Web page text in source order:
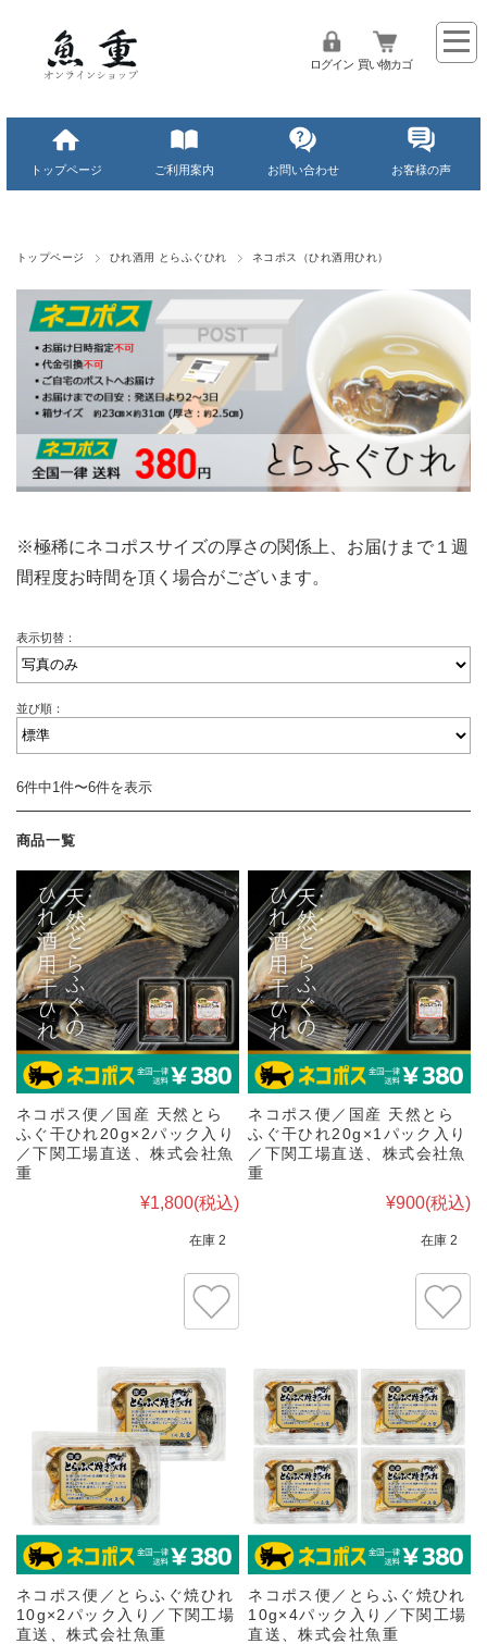
ログイン 買い物カゴ
トップページ ご利用案内 お問い合わせ お客様の声
トップページ ひれ酒用 とらふぐひれ ネコポス（ひれ酒用ひれ）
※極稀にネコポスサイズの厚さの関係上、お届けまで１週
間程度お時間を頂く場合がございます。
表示切替：
並び順：
6件中1件〜6件を表示
商品一覧
ネコポス便／国産 天然とら
ふぐ干ひれ20g×2パック入り
／下関工場直送、株式会社魚
重
¥1,800(税込)
在庫 2
ネコポス便／国産 天然とら
ふぐ干ひれ20g×1パック入り
／下関工場直送、株式会社魚
重
¥900(税込)
在庫 2
ネコポス便／とらふぐ焼ひれ
10g×2パック入り／下関工場
直送、株式会社魚重
ネコポス便／とらふぐ焼ひれ
10g×4パック入り／下関工場
直送、株式会社魚重